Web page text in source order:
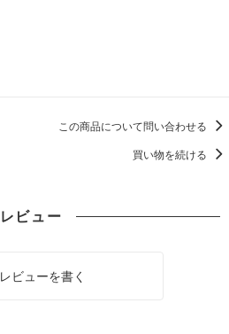
この商品について問い合わせる
買い物を続ける
レビュー
レビューを書く